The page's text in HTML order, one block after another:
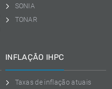
SONIA
TONAR
INFLAÇÃO IHPC
Taxas de inflação atuais